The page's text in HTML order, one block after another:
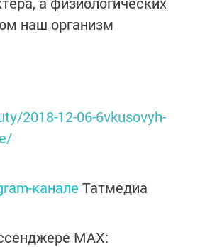
наш организм
2018-12-06-6vkusovyh-
канале Татмедиа
MАХ: